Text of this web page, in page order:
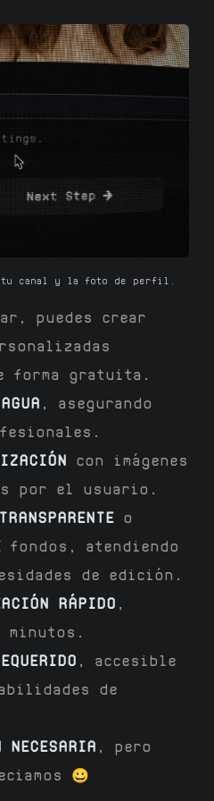
tu canal y la foto de perfil.
puedes crear
forma gratuita.
, asegurando
con imágenes
por el usuario.
TRANSPARENTE o
fondos, atendiendo
de edición.
RÁPIDO ,
minutos.
, accesible
de
, pero
😀